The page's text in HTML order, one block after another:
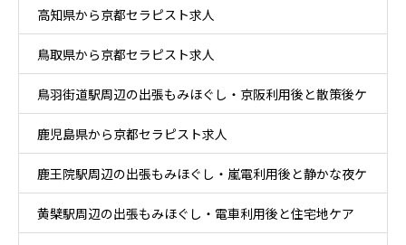
高知県から京都セラピスト求人
鳥取県から京都セラピスト求人
鳥羽街道駅周辺の出張もみほぐし・京阪利用後と散策後ケ
ア
鹿児島県から京都セラピスト求人
鹿王院駅周辺の出張もみほぐし・嵐電利用後と静かな夜ケ
ア
黄檗駅周辺の出張もみほぐし・電車利用後と住宅地ケア